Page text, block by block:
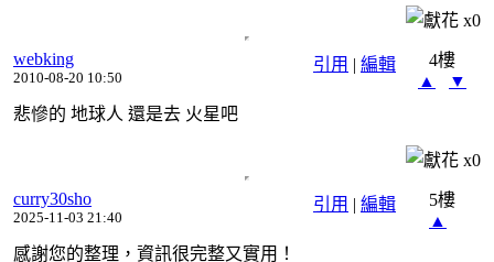
x0
引用 | 編輯
webking
2010-08-20 10:50
4樓
▲
▼
悲慘的 地球人 還是去 火星吧
x0
引用 | 編輯
curry30sho
2025-11-03 21:40
5樓
▲
感謝您的整理，資訊很完整又實用！